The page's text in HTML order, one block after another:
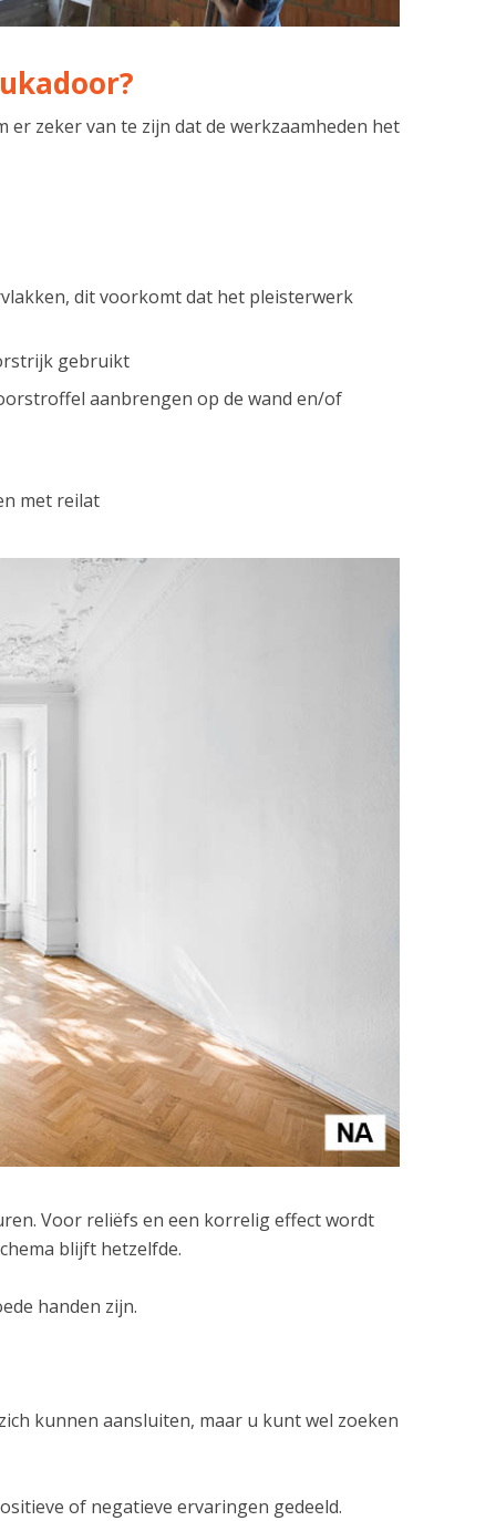
er zeker van te zijn dat de werkzaamheden het
dit voorkomt dat het pleisterwerk
gebruikt
aanbrengen op de wand en/of
met reilat
Voor reliëfs en een korrelig effect wordt
blijft hetzelfde.
handen zijn.
kunnen aansluiten, maar u kunt wel zoeken
of negatieve ervaringen gedeeld.